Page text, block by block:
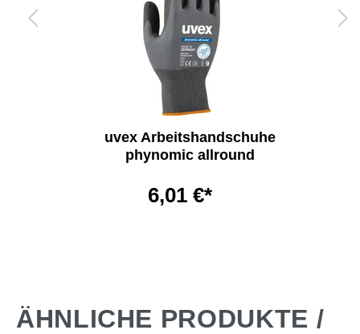
uvex Arbeitshandschuhe
phynomic allround
6,01 €*
ÄHNLICHE PRODUKTE /